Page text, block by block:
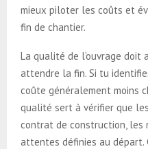
mieux piloter les coûts et
fin de chantier.
La qualité de l’ouvrage doit
attendre la fin. Si tu
coûte généralement moins
qualité sert à vérifier que
contrat de construction, les
attentes définies au départ.